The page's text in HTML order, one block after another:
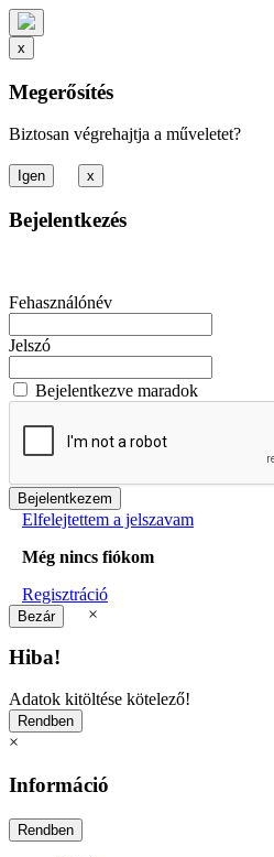
x
Megerősítés
Biztosan végrehajtja a műveletet?
x
Bejelentkezés
Fehasználónév
Jelszó
Bejelentkezve maradok
Elfelejtettem a jelszavam
Még nincs fiókom
Regisztráció
×
Hiba!
Adatok kitöltése kötelező!
×
Információ